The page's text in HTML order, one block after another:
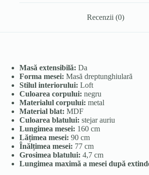
Recenzii (0)
Masă extensibilă: Da
Forma mesei: Masă dreptunghiulară
Stilul interiorului: Loft
Culoarea corpului: negru
Materialul corpului: metal
Material blat: MDF
Culoarea blatului: stejar auriu
Lungimea mesei: 160 cm
Lățimea mesei: 90 cm
Înălțimea mesei: 77 cm
Grosimea blatului: 4,7 cm
Lungimea maximă a mesei după